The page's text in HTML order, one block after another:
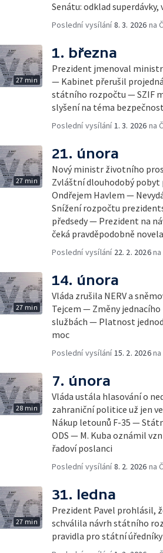
Senátu: odklad
Poslední vysílání8. 3. 2026 na
27 min
1. března
Prezident jmenoval
— Kabinet přerušil
státního rozpočtu — SZIF
slyšení na téma
Poslední vysílání1. 3. 2026 na
27 min
21. února
Nový ministr životního
Zvláštní dlouhodobý
Ondřejem Havlem —
Snížení rozpočtu
předsedy — Prezident na
čeká pravděpodobně novela
Poslední vysílání 22. 2. 2026na
27 min
14. února
Vláda zrušila NERV a
Tejcem — Změny
službách — Platnost
moc
Poslední vysílání15. 2. 2026na
28 min
7. února
Vláda ustála hlasování o
zahraniční politice už jen
Nákup letounů F-35 —
ODS — M. Kuba oznámil
řadoví poslanci
Poslední vysílání8. 2. 2026 na
27 min
31. ledna
Prezident Pavel prohlásil,
schválila návrh státního
pravidla pro státní úředníky